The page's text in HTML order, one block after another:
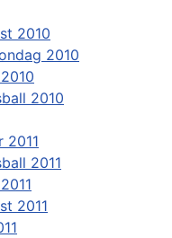
2010
2010
2010
2011
2011
2011